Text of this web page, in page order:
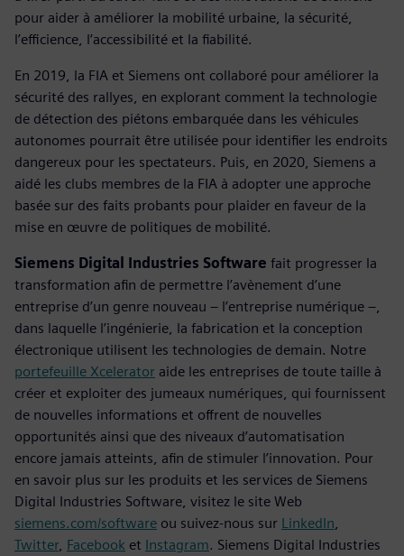
pour aider à améliorer la mobilité urbaine, la sécurité,
l’efficience, l’accessibilité et la fiabilité.
En 2019, la FIA et Siemens ont collaboré pour améliorer la
sécurité des rallyes, en explorant comment la technologie
de détection des piétons embarquée dans les véhicules
autonomes pourrait être utilisée pour identifier les endroits
dangereux pour les spectateurs. Puis, en 2020, Siemens a
aidé les clubs membres de la FIA à adopter une approche
basée sur des faits probants pour plaider en faveur de la
mise en œuvre de politiques de mobilité.
Siemens Digital Industries Software fait progresser la
transformation afin de permettre l’avènement d’une
entreprise d’un genre nouveau – l’entreprise numérique –,
dans laquelle l’ingénierie, la fabrication et la conception
électronique utilisent les technologies de demain. Notre
portefeuille Xcelerator aide les entreprises de toute taille à
créer et exploiter des jumeaux numériques, qui fournissent
de nouvelles informations et offrent de nouvelles
opportunités ainsi que des niveaux d’automatisation
encore jamais atteints, afin de stimuler l’innovation. Pour
en savoir plus sur les produits et les services de Siemens
Digital Industries Software, visitez le site Web
siemens.com/software ou suivez-nous sur LinkedIn
Twitter, Facebook et Instagram. Siemens Digital Industries